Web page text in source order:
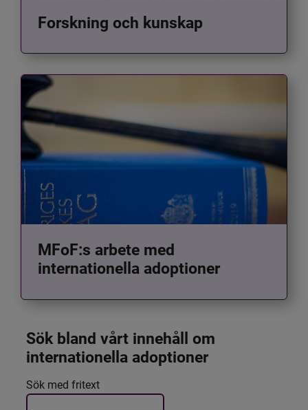
Forskning och kunskap
MFoF:s arbete med
internationella adoptioner
Sök bland vårt innehåll om
internationella adoptioner
Filtrera resultatet
Det här formuläret postas automatiskt
Sök med fritext